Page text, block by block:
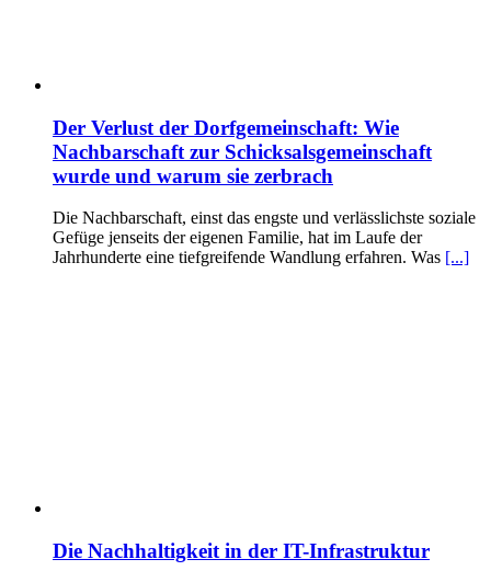
Der Verlust der Dorfgemeinschaft: Wie
Nachbarschaft zur Schicksalsgemeinschaft
wurde und warum sie zerbrach
Die Nachbarschaft, einst das engste und verlässlichste soziale
Gefüge jenseits der eigenen Familie, hat im Laufe der
Jahrhunderte eine tiefgreifende Wandlung erfahren. Was [...]
Die Nachhaltigkeit in der IT-Infrastruktur